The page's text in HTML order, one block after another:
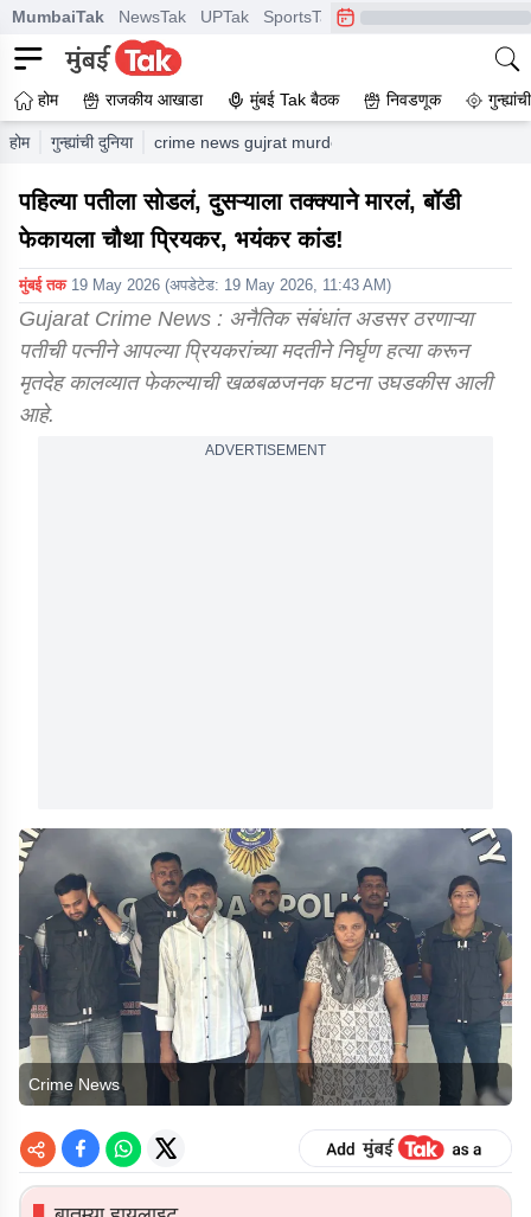
MumbaiTak NewsTak UPTak SportsTak CrimeTak
होम राजकीय आखाडा मुंबई Tak बैठक निवडणूक
होम गुन्ह्यांची दुनिया crime news gujrat murder case jagruti goswami
पहिल्या पतीला सोडलं, दुसऱ्याला तक्क्याने मारलं, बॉडी
फेकायला चौथा प्रियकर, भयंकर कांड!
मुंबई तक 19 May 2026 (अपडेटेड: 19 May 2026, 11:43 AM)
Gujarat Crime News : अनैतिक संबंधांत अडसर ठरणाऱ्या
पतीची पत्नीने आपल्या प्रियकरांच्या मदतीने निर्घृण हत्या करून
मृतदेह कालव्यात फेकल्याची खळबळजनक घटना उघडकीस आली
आहे.
ADVERTISEMENT
Crime News